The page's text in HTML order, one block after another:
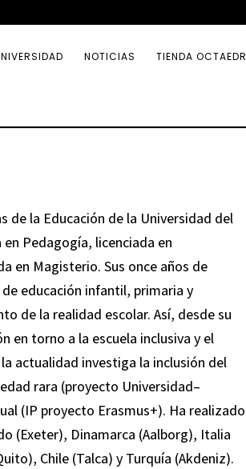
NOTICIAS TIENDA
de la Educación de la Universidad del
Pedagogía, licenciada en
en Magisterio. Sus once años de
educación infantil, primaria y
de la realidad escolar. Así, desde su
en torno a la escuela inclusiva y el
actualidad investiga la inclusión del
rara (proyecto Universidad–
(IP proyecto Erasmus+). Ha realizado
(Exeter), Dinamarca (Aalborg), Italia
Chile (Talca) y Turquía (Akdeniz).